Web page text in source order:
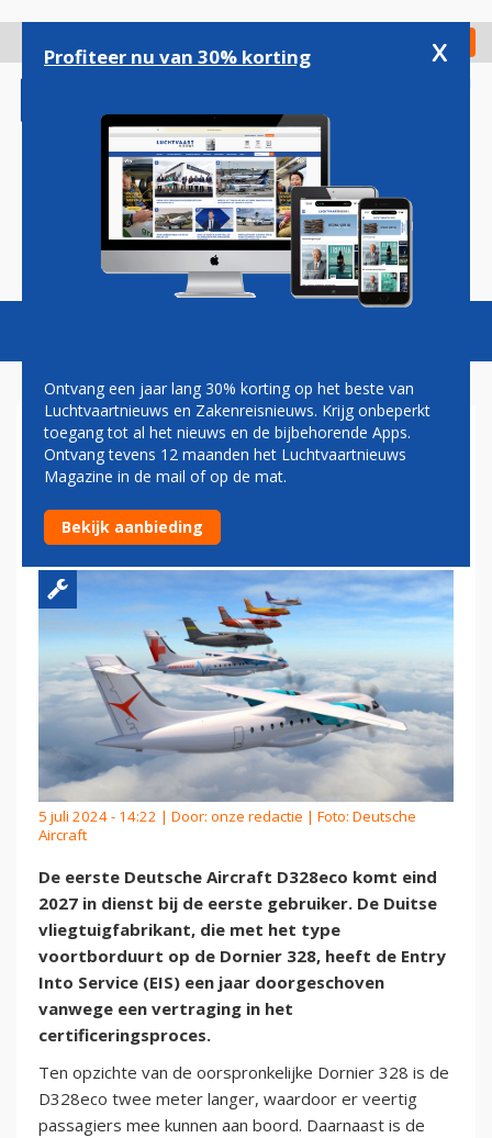
gaan
Check in
Magazine Podcasts Vacatures
DEUTSCHE AIRCRAFT
VERWACHT EERSTE D328ECO
IN 2027 TE LEVEREN
5 juli 2024 - 14:22 | Door: onze redactie | Foto: Deutsche
Aircraft
De eerste Deutsche Aircraft D328eco komt eind
2027 in dienst bij de eerste gebruiker. De Duitse
vliegtuigfabrikant, die met het type
voortborduurt op de Dornier 328, heeft de Entry
Into Service (EIS) een jaar doorgeschoven
vanwege een vertraging in het
certificeringsproces.
Ten opzichte van de oorspronkelijke Dornier 328 is de
D328eco twee meter langer, waardoor er veertig
passagiers mee kunnen aan boord. Daarnaast is de
Profiteer nu van 30% korting x
Ontvang een jaar lang 30% korting op het beste van
Luchtvaartnieuws en Zakenreisnieuws. Krijg onbeperkt
toegang tot al het nieuws en de bijbehorende Apps.
Ontvang tevens 12 maanden het Luchtvaartnieuws
Magazine in de mail of op de mat.
Bekijk aanbieding